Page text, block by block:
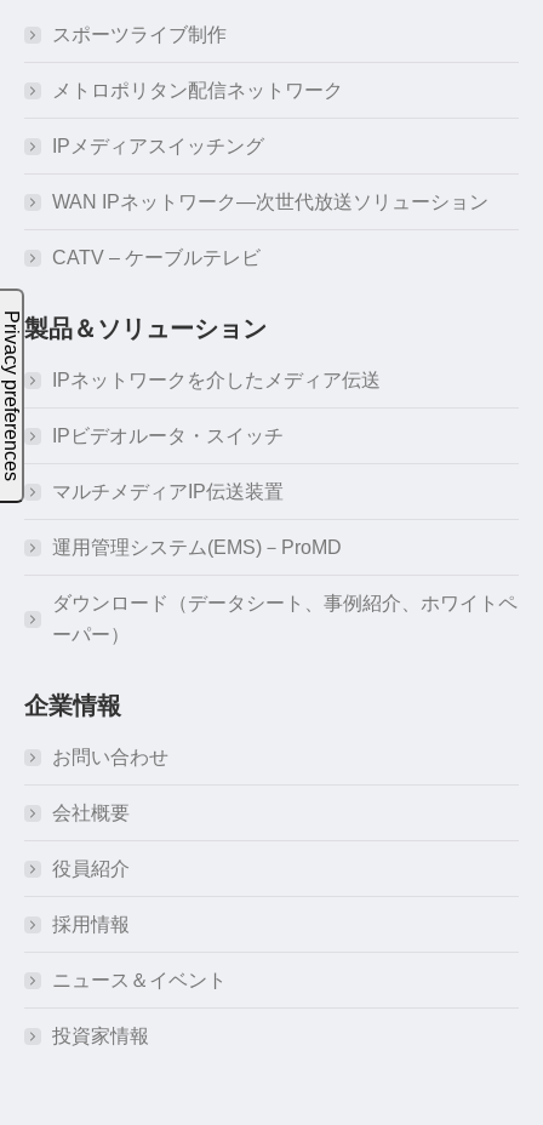
スポーツライブ制作
メトロポリタン配信ネットワーク
IPメディアスイッチング
WAN IPネットワーク―次世代放送ソリューション
CATV – ケーブルテレビ
製品＆ソリューション
IPネットワークを介したメディア伝送
IPビデオルータ・スイッチ
マルチメディアIP伝送装置
運用管理システム(EMS)－ProMD
ダウンロード（データシート、事例紹介、ホワイトペ
ーパー）
企業情報
お問い合わせ
会社概要
役員紹介
採用情報
ニュース＆イベント
投資家情報